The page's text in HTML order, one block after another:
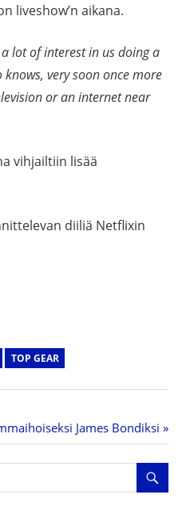
liveshow’n aikana.
lot of interest in us doing a
very soon once more
or an internet near
vihjailtiin lisää
diiliä Netflixin
TOP GEAR
James Bondiksi